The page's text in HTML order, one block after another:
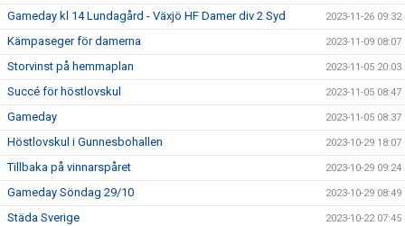
Gameday kl 14 Lundagård - Växjö HF Damer div 2 Syd 2023-11-26 09:32
Kämpaseger för damerna 2023-11-09 08:07
Storvinst på hemmaplan 2023-11-05 20:03
Succé för höstlovskul 2023-11-05 08:47
Gameday 2023-11-05 08:37
Höstlovskul i Gunnesbohallen 2023-10-29 18:07
Tillbaka på vinnarspåret 2023-10-29 09:24
Gameday Söndag 29/10 2023-10-29 08:49
Städa Sverige 2023-10-22 07:45